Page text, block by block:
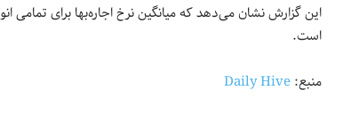
است.
منبع:Daily Hive